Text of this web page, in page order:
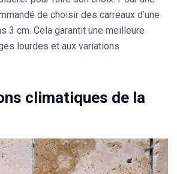
de choisir des carreaux d’une
3 cm. Cela garantit une meilleure
lourdes et aux variations
climatiques de la